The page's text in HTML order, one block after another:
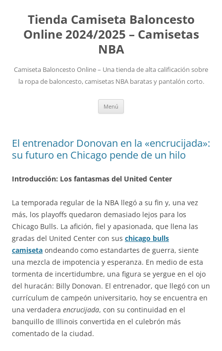
Tienda Camiseta Baloncesto
Online 2024/2025 – Camisetas
NBA
Camiseta Baloncesto Online – Una tienda de alta calificación sobre
la ropa de baloncesto, camisetas NBA baratas y pantalón corto.
Menú
El entrenador Donovan en la «encrucijada»:
su futuro en Chicago pende de un hilo
Introducción: Los fantasmas del United Center
La temporada regular de la NBA llegó a su fin y, una vez
más, los playoffs quedaron demasiado lejos para los
Chicago Bulls. La afición, fiel y apasionada, que llena las
gradas del United Center con sus chicago bulls
camiseta ondeando como estandartes de guerra, siente
una mezcla de impotencia y esperanza. En medio de esta
tormenta de incertidumbre, una figura se yergue en el ojo
del huracán: Billy Donovan. El entrenador, que llegó con un
currículum de campeón universitario, hoy se encuentra en
una verdadera encrucijada, con su continuidad en el
banquillo de Illinois convertida en el culebrón más
comentado de la ciudad.